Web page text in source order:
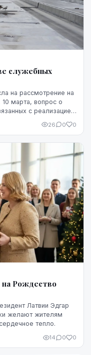
служебных
на рассмотрение на
10 марта, вопрос о
с реализацией
26 0 0
Рождество
Латвии Эдгар
желают жителям
тепло.
14 0 0